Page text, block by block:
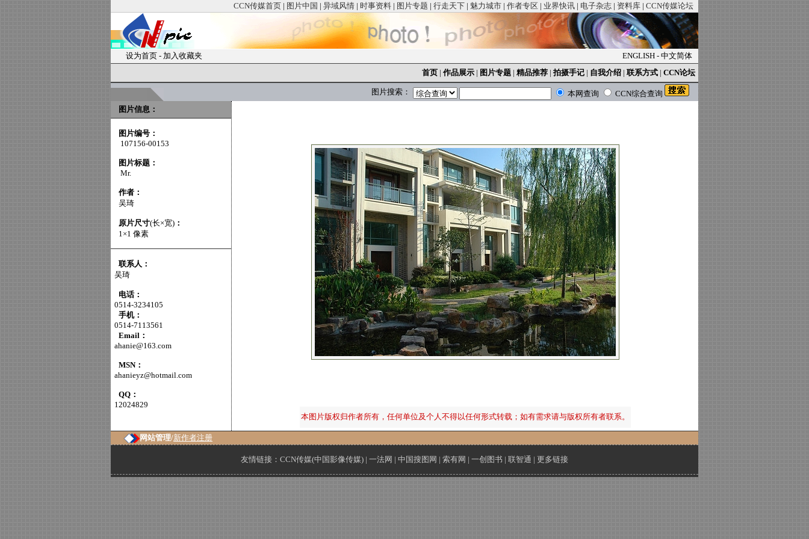
CCN传媒首页 | 图片中国 | 异域风情 | 时事资料 | 图片专题 | 行走天下 | 魅力城市 | 作者专区 | 业界快讯 | 电子杂志 | 资料库 | CCN传媒论坛
设为首页 - 加入收藏夹 ENGLISH - 中文简体
首页 | 作品展示 | 图片专题 | 精品推荐 | 拍摄手记 | 自我介绍 | 联系方式 | CCN论坛
图片搜索： 本网查询
CCN综合查询
图片信息：
图片编号：
107156-00153
图片标题：
Mr.
作者：
吴琦
原片尺寸(长×宽) ：
1×1 像素
联系人：
吴琦
电话：
0514-3234105
手机：
0514-7113561
Email：
ahanie@163.com
MSN：
ahanieyz@hotmail.com
QQ：
12024829
本图片版权归作者所有，任何单位及个人不得以任何形式转载；如有需求请与版权所有者联系。
网站管理/新作者注册
友情链接： CCN传媒(中国影像传媒) | 一法网 | 中国搜图网 | 索有网 | 一创图书 | 联智通 | 更多链接